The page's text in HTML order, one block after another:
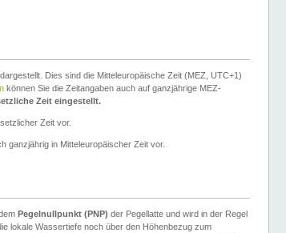
Dies sind die Mitteleuropäische Zeit (MEZ, UTC+1)
können Sie die Zeitangaben auch auf ganzjährige MEZ-
Zeit eingestellt.
Zeit vor.
ganzjährig in Mitteleuropäischer Zeit vor.
Pegelnullpunkt (PNP) der Pegellatte und wird in der Regel
lokale Wassertiefe noch über den Höhenbezug zum